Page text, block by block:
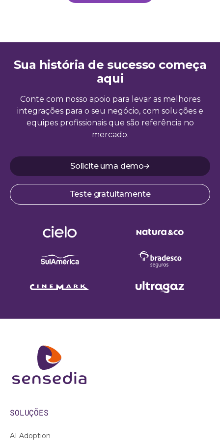
Sua história de sucesso começa
aqui
Conte com nosso apoio para levar as melhores
integrações para o seu negócio, com soluções e
equipes profissionais que são referência no
mercado.
Solicite uma demo
Teste gratuitamente
SOLUÇÕES
AI Adoption